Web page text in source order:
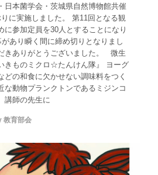
日本菌学会・茨城県自然博物館共催
に実施しました。 第11回となる観
に参加定員を30人とすることになり
あり瞬く間に締め切りとなりまし
きありがとうございました。 微生
きものミクロ☆たんけん隊』 ヨーグ
どの和食に欠かせない調味料をつく
な動物プランクトンであるミジンコ
講師の先生に
教育部会